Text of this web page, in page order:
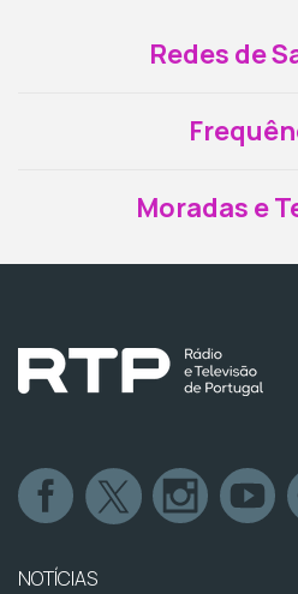
Redes de
Moradas e
NOTÍCIAS